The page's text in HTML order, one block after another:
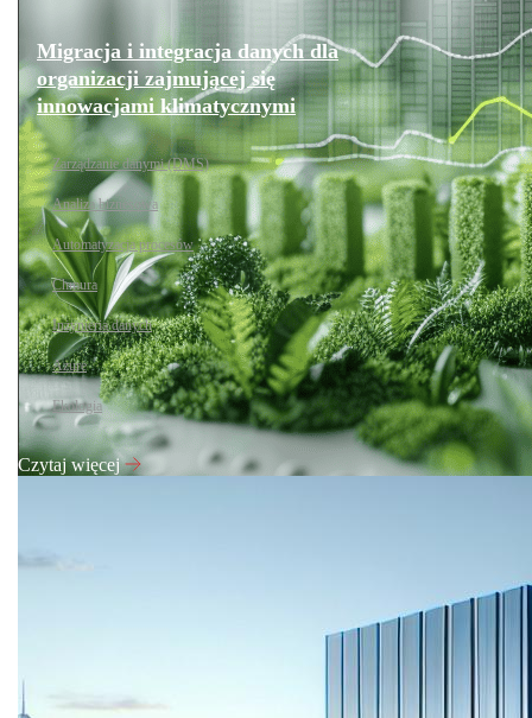
Migracja i integracja danych dla
organizacji zajmującej się
innowacjami klimatycznymi
Zarządzanie danymi (DMS)
Analiza biznesowa
Automatyzacja procesów
Chmura
Inżynieria danych
Azure
Ekologia
Czytaj więcej